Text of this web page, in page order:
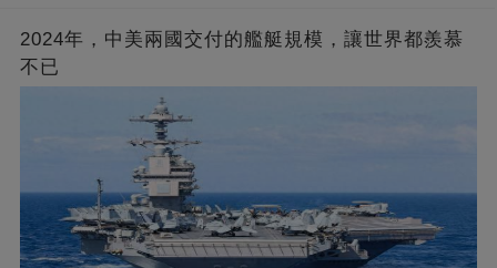
2024年，中美兩國交付的艦艇規模，讓世界都羨慕
不已